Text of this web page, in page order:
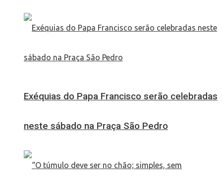
Exéquias do Papa Francisco serão celebradas
neste sábado na Praça São Pedro